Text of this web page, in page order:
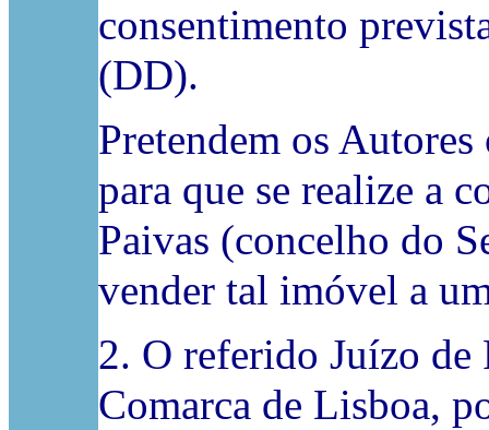
consentimento
(DD).
Pretendem os
para que se realize a
Paivas (concelho do
vender tal imóvel a
2. O referido Juízo
Comarca de Lisboa,